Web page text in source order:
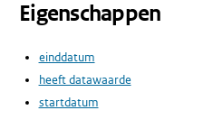
Eigenschappen
einddatum
heeft datawaarde
startdatum